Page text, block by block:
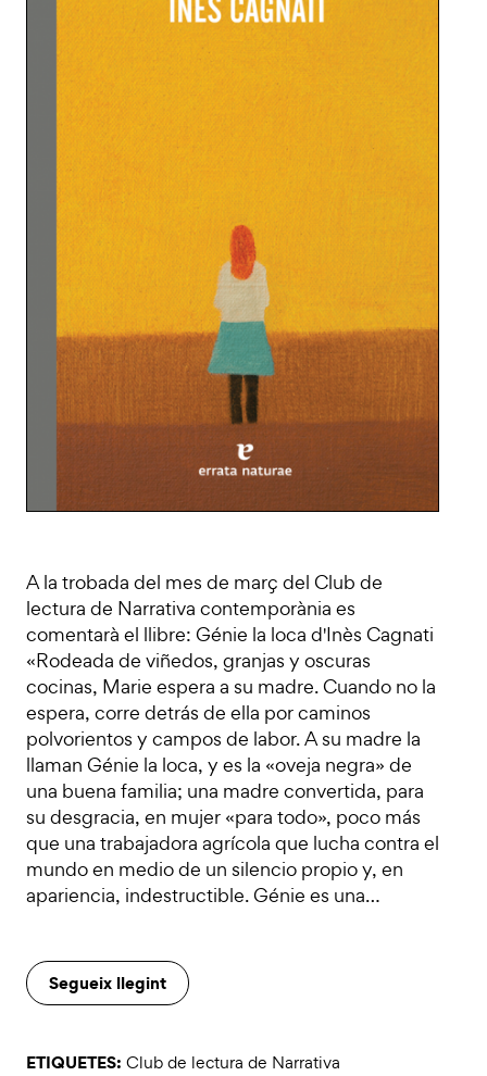
A la trobada del mes de març del Club de
lectura de Narrativa contemporània es
comentarà el llibre: Génie la loca d'Inès Cagnati
«Rodeada de viñedos, granjas y oscuras
cocinas, Marie espera a su madre. Cuando no la
espera, corre detrás de ella por caminos
polvorientos y campos de labor. A su madre la
llaman Génie la loca, y es la «oveja negra» de
una buena familia; una madre convertida, para
su desgracia, en mujer «para todo», poco más
que una trabajadora agrícola que lucha contra el
mundo en medio de un silencio propio y, en
apariencia, indestructible. Génie es una…
Segueix llegint
ETIQUETES: Club de lectura de Narrativa